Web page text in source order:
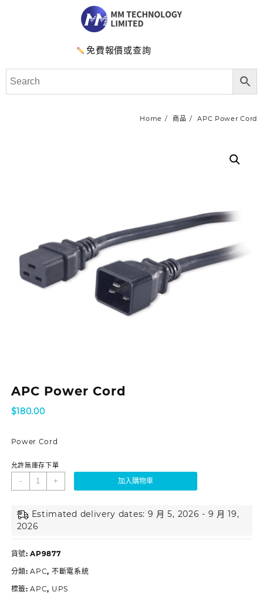
免費報價或查詢
Home 商品 APC Power Cord
APC Power Cord
$180.00
Power Cord
允許無庫存下單
- + 加入購物車
Estimated delivery dates: 9 月 5, 2026 - 9 月 19,
2026
貨號:AP9877
分類:APC, 不斷電系統
標籤:APC, UPS